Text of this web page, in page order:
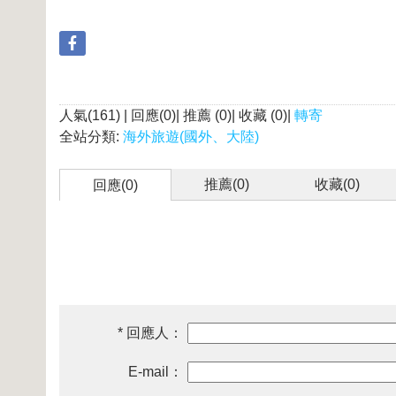
人氣(161) | 回應(0)| 推薦 (0)| 收藏 (0)| 轉寄
全站分類: 海外旅遊(國外、大陸)
回應(0) 推薦(0) 收藏(0)
* 回應人：
E-mail：